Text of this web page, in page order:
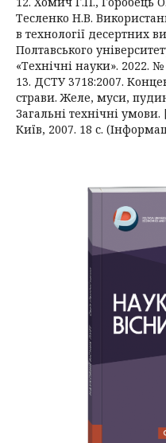
Тесленко Н.В.
в технології десертних
Полтавського
«Технічні науки». 2022. №
13. ДСТУ 3718:2007.
страви. Желе, муси,
Загальні технічні
Київ, 2007. 18 с.